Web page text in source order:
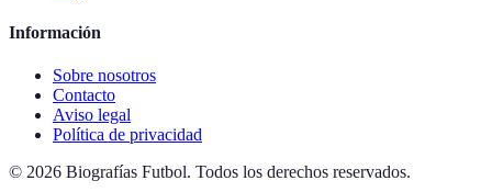
Información
Sobre nosotros
Contacto
Aviso legal
Política de privacidad
© 2026 Biografías Futbol. Todos los derechos reservados.